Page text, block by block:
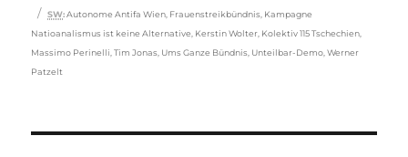
Schlagwörter
SW: Autonome Antifa Wien Frauenstreikbündnis Kampagne
Natioanalismus ist keine Alternative Kerstin Wolter Kolektiv 115 Tschechien
Massimo Perinelli ,Tim Jonas Ums Ganze Bündnis Unteilbar-Demo ,Werner
Patzelt